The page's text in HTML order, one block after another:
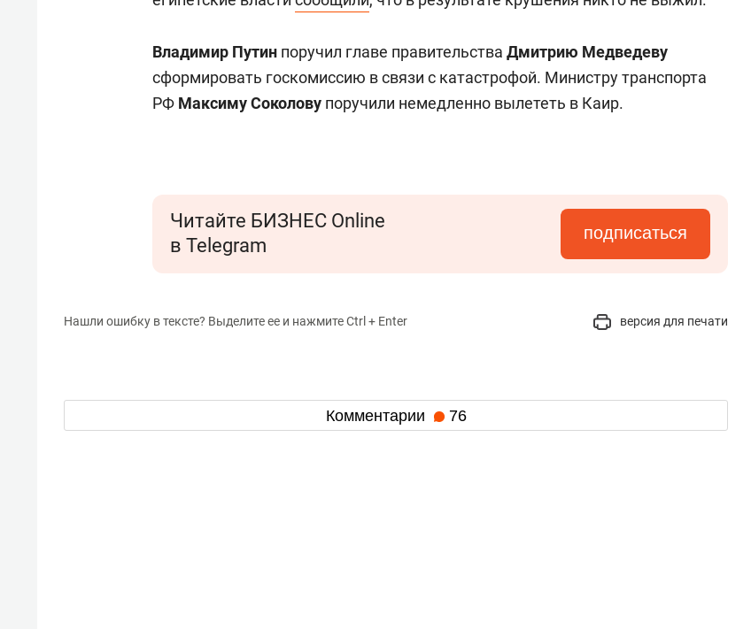
Владимир Путин поручил главе правительства Дмитрию Медведеву
сформировать госкомиссию в связи с катастрофой. Министру транспорта
РФ Максиму Соколову поручили немедленно вылететь в Каир.
Читайте БИЗНЕС Online
в Telegram
подписаться
Нашли ошибку в тексте? Выделите ее и нажмите Ctrl + Enter версия для печати
Комментарии 76